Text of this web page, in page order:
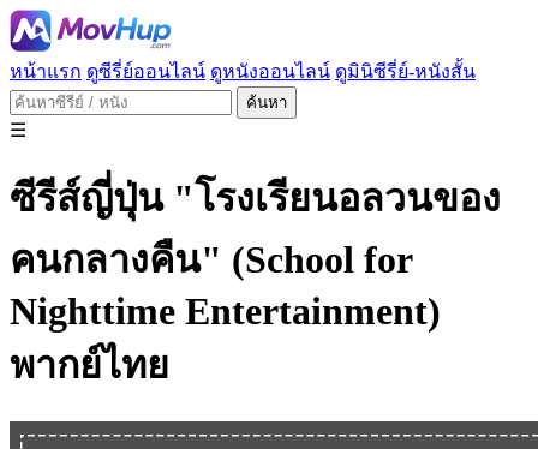
หน้าแรก ดูซีรี่ย์ออนไลน์ ดูหนังออนไลน์ ดูมินิซีรี่ย์-หนังสั้น
ค้นหา
☰
ซีรีส์ญี่ปุ่น "โรงเรียนอลวนของ
คนกลางคืน" (School for
Nighttime Entertainment)
พากย์ไทย